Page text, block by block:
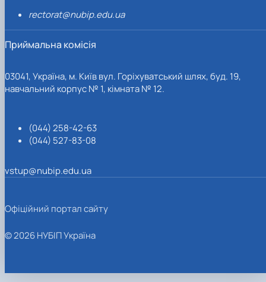
rectorat@nubip.edu.ua
Приймальна комісія
03041, Україна, м. Київ вул. Горіхуватський шлях, буд. 19,
навчальний корпус № 1, кімната № 12.
(044) 258-42-63
(044) 527-83-08
vstup@nubip.edu.ua
Офіційний портал сайту
© 2026 НУБІП Україна